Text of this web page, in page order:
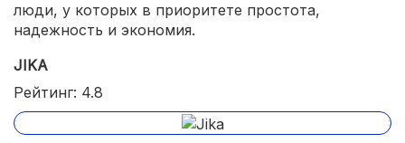
люди, у которых в приоритете простота,
надежность и экономия.
JIKA
Рейтинг: 4.8